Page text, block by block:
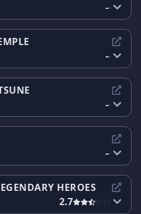
--
--
--
--
HEROES
2.7